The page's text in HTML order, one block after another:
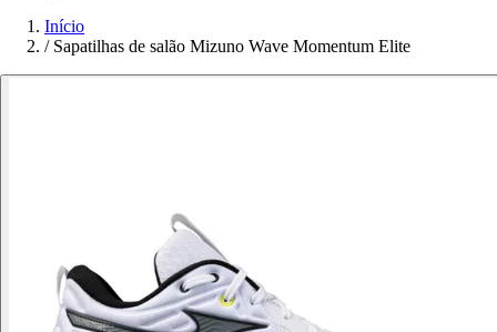
Início
/ Sapatilhas de salão Mizuno Wave Momentum Elite